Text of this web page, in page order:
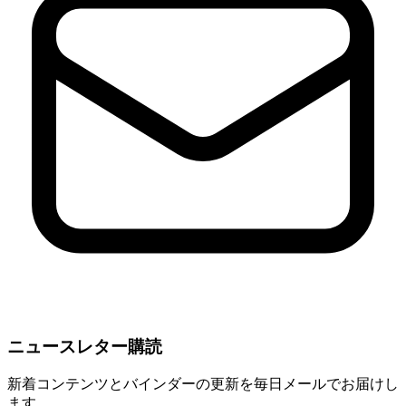
ニュースレター購読
新着コンテンツとバインダーの更新を毎日メールでお届けし